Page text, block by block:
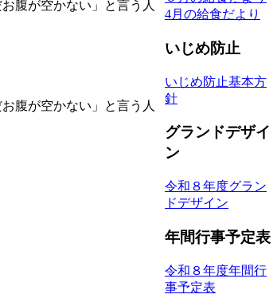
腹が空かない」と言う人
腹が空かない」と言う人
4月の給食だより
いじめ防止
いじめ防止基本方
針
グランドデザイ
ン
令和８年度グラン
ドデザイン
年間行事予定表
令和８年度年間行
事予定表